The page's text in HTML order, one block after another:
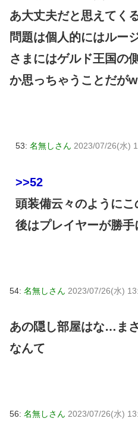
あ大丈夫だと思えてく
問題は個人的にはルー
さまにはゲルド王国の
か思っちゃうことだがw
53: 名無しさん 2023/07/26(水)
>>52
頭装備云々のように
後はプレイヤーが勝
54: 名無しさん 2023/07/26(水)
あの隠し部屋はな…ま
なんて
56: 名無しさん 2023/07/26(水)